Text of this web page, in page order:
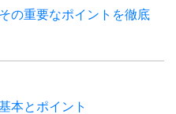
の重要なポイントを徹底
本とポイント